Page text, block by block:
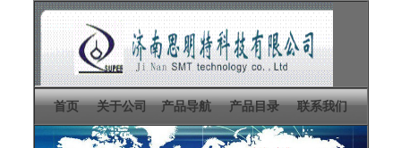
首页 关于公司 产品导航 产品目录 联系我们